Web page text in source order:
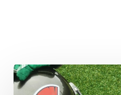
Zweifacher
Champion